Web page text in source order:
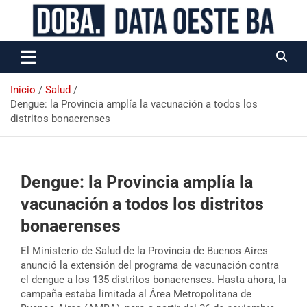
Data Oeste BA
Inicio
Salud
Dengue: la Provincia amplía la vacunación a todos los
distritos bonaerenses
Dengue: la Provincia amplía la
vacunación a todos los distritos
bonaerenses
El Ministerio de Salud de la Provincia de Buenos Aires
anunció la extensión del programa de vacunación contra
el dengue a los 135 distritos bonaerenses. Hasta ahora, la
campaña estaba limitada al Área Metropolitana de